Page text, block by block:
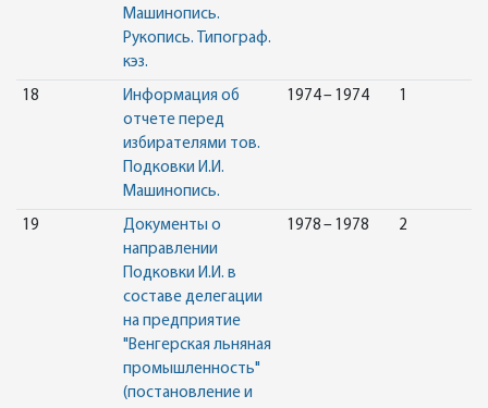
Машинопись.
Рукопись. Типограф.
кэз.
18
Информация об
отчете перед
избирателями тов.
Подковки И.И.
Машинопись.
1974 – 1974 1
19
Документы о
направлении
Подковки И.И. в
составе делегации
на предприятие
"Венгерская льняная
промышленность"
(постановление и
1978 – 1978 2